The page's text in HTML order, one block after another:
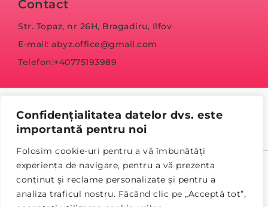
Confidențialitatea datelor dvs. este
importantă pentru noi
Folosim cookie-uri pentru a vă îmbunătăți
experiența de navigare, pentru a vă prezenta
conținut și reclame personalizate și pentru a
analiza traficul nostru. Făcând clic pe „Acceptă tot”,
Contact
Str. Topaz, nr 26H, Bragadiru, Ilfov
E-mail: abyz.office@gmail.com
Telefon:+40775193989
© Copyright 2023 abyz.ro
Politica de confidențialitateTermeni și condiții